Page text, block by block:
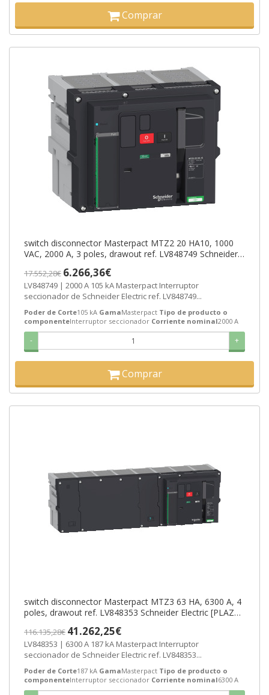
Comprar
switch disconnector Masterpact MTZ2 20 HA10, 1000
VAC, 2000 A, 3 poles, drawout ref. LV848749 Schneider
17.552,28€ 6.266,36€
LV848749 | 2000 A 105 kA Masterpact Interruptor
seccionador de Schneider Electric ref. LV848749...
Poder de Corte105 kA GamaMasterpact Tipo de producto o
componenteInterruptor seccionador Corriente nominal2000 A
- +
Comprar
switch disconnector Masterpact MTZ3 63 HA, 6300 A, 4
poles, drawout ref. LV848353 Schneider Electric [PLAZO
116.135,28€ 41.262,25€
LV848353 | 6300 A 187 kA Masterpact Interruptor
seccionador de Schneider Electric ref. LV848353...
Poder de Corte187 kA GamaMasterpact Tipo de producto o
componenteInterruptor seccionador Corriente nominal6300 A